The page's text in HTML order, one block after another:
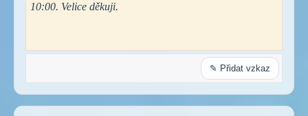
10:00. Velice děkuji.
✎ Přidat vzkaz